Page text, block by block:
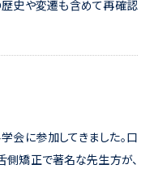
歴史や変遷も含めて再確認
に参加してきました。口
側矯正で著名な先生方が、